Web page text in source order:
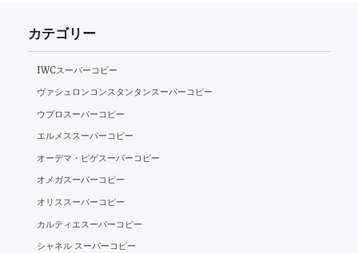
ナ
ビ
ゲ
ー
シ
ョ
ン
カテゴリー
IWCスーパーコピー
ヴァシュロンコンスタンタンスーパーコピー
ウブロスーパーコピー
エルメススーパーコピー
オーデマ・ピゲスーパーコピー
オメガスーパーコピー
オリススーパーコピー
カルティエスーパーコピー
シャネル スーパーコピー